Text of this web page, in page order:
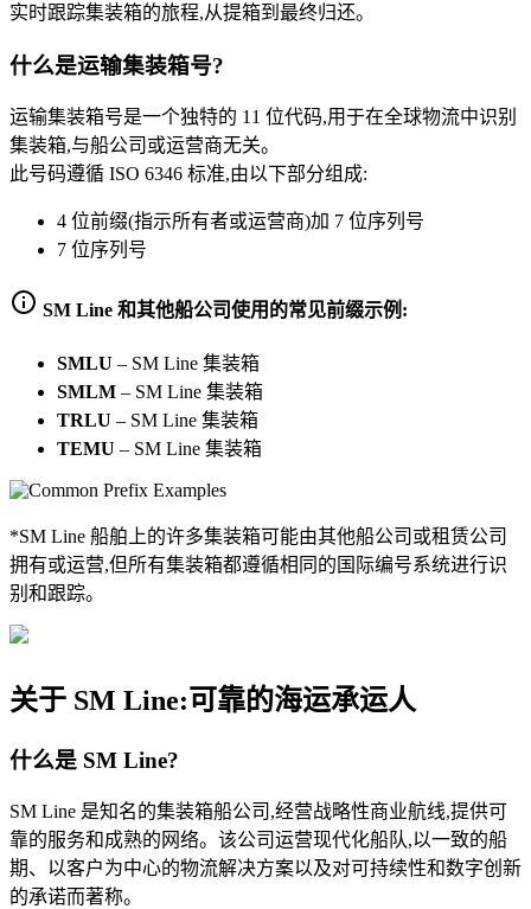
实时跟踪集装箱的旅程,从提箱到最终归还。
什么是运输集装箱号?
运输集装箱号是一个独特的 11 位代码,用于在全球物流中识别
集装箱,与船公司或运营商无关。
此号码遵循 ISO 6346 标准,由以下部分组成:
4 位前缀(指示所有者或运营商)加 7 位序列号
7 位序列号
SM Line 和其他船公司使用的常见前缀示例:
SMLU – SM Line 集装箱
SMLM – SM Line 集装箱
TRLU – SM Line 集装箱
TEMU – SM Line 集装箱
*SM Line 船舶上的许多集装箱可能由其他船公司或租赁公司
拥有或运营,但所有集装箱都遵循相同的国际编号系统进行识
别和跟踪。
关于 SM Line:可靠的海运承运人
什么是 SM Line?
SM Line 是知名的集装箱船公司,经营战略性商业航线,提供可
靠的服务和成熟的网络。该公司运营现代化船队,以一致的船
期、以客户为中心的物流解决方案以及对可持续性和数字创新
的承诺而著称。